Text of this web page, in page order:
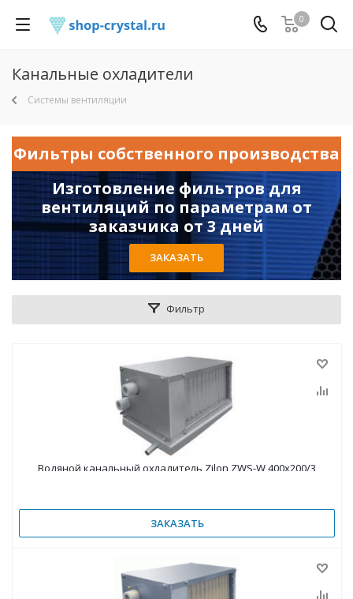
0
Канальные охладители
Системы вентиляции
Фильтры собственного производства
Изготовление фильтров для
вентиляций по параметрам от
заказчика от 3 дней
ЗАКАЗАТЬ
Фильтр
Водяной канальный охладитель Zilon ZWS-W 400х200/3
ЗАКАЗАТЬ